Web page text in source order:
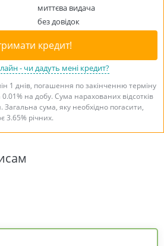
миттєва видача
без довідок
кредит!
- чи дадуть мені кредит?
1 днів, погашення по закінченню терміну
на добу. Сума нарахованих відсотків
Загальна сума, яку необхідно погасити,
3.65% річних.